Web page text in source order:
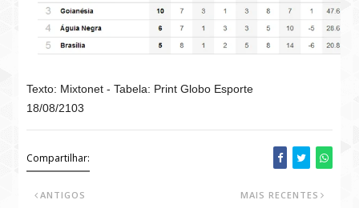
Texto: Mixtonet - Tabela: Print Globo Esporte
18/08/2103
Compartilhar:
MAIS RECENTES
ANTIGOS